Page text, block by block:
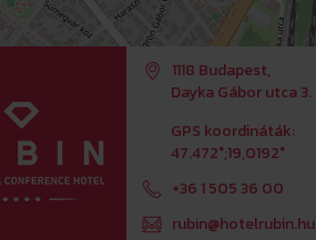
1118 Budapest,
Dayka Gábor utca 3.
GPS koordináták:
47.472°;19,0192°
+36 1 505 36 00
rubin@hotelrubin.hu